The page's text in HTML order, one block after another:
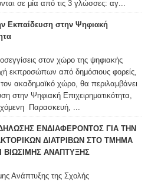
σε μία από τις 3 γλώσσες: αγ...
Εκπαίδευση στην Ψηφιακή
στον χώρο της ψηφιακής
εκπροσώπων από δημόσιους φορείς,
τον ακαδημαϊκό χώρο, θα περιλαμβάνει
στην Ψηφιακή Επιχειρηματικότητα,
Παρασκευή, ...
ΕΝΔΙΑΦΕΡΟΝΤΟΣ ΓΙΑ ΤΗΝ
ΔΙΑΤΡΙΒΩΝ ΣΤΟ ΤΜΗΜΑ
ΒΙΩΣΙΜΗΣ ΑΝΑΠΤΥΞΗΣ
Ανάπτυξης της Σχολής